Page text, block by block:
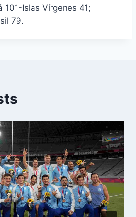
101-Islas Vírgenes 41;
79.